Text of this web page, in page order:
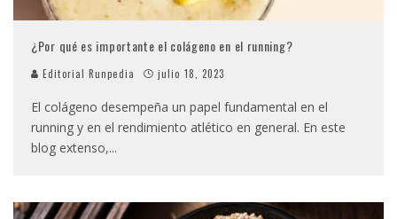
¿Por qué es importante el colágeno en el running?
Editorial Runpedia julio 18, 2023
El colágeno desempeña un papel fundamental en el
running y en el rendimiento atlético en general. En este
blog extenso,...